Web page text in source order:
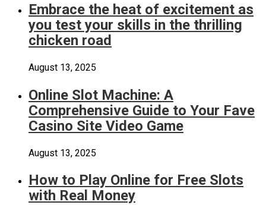
Embrace the heat of excitement as
you test your skills in the thrilling
chicken road
August 13, 2025
Online Slot Machine: A
Comprehensive Guide to Your Fave
Casino Site Video Game
August 13, 2025
How to Play Online for Free Slots
with Real Money